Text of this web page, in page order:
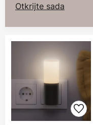
Otkrijte sada